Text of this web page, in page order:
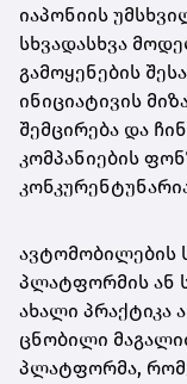
იაპონიის
სხვადასხვა
გამოყენების
ინიციატივის
შემცირება და
კომპანიების
ავტომობილების
პლატფორმის ან
ახალი პრაქტიკა
ცნობილი
პლატფორმა,